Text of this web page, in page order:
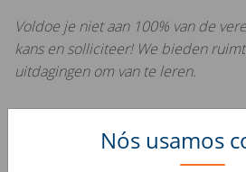
Nós usamos
Voldoe je niet aan 100% van de
kans en solliciteer! We bieden
uitdagingen om van te leren.
geloven we in directe
betekent dat we willen dat